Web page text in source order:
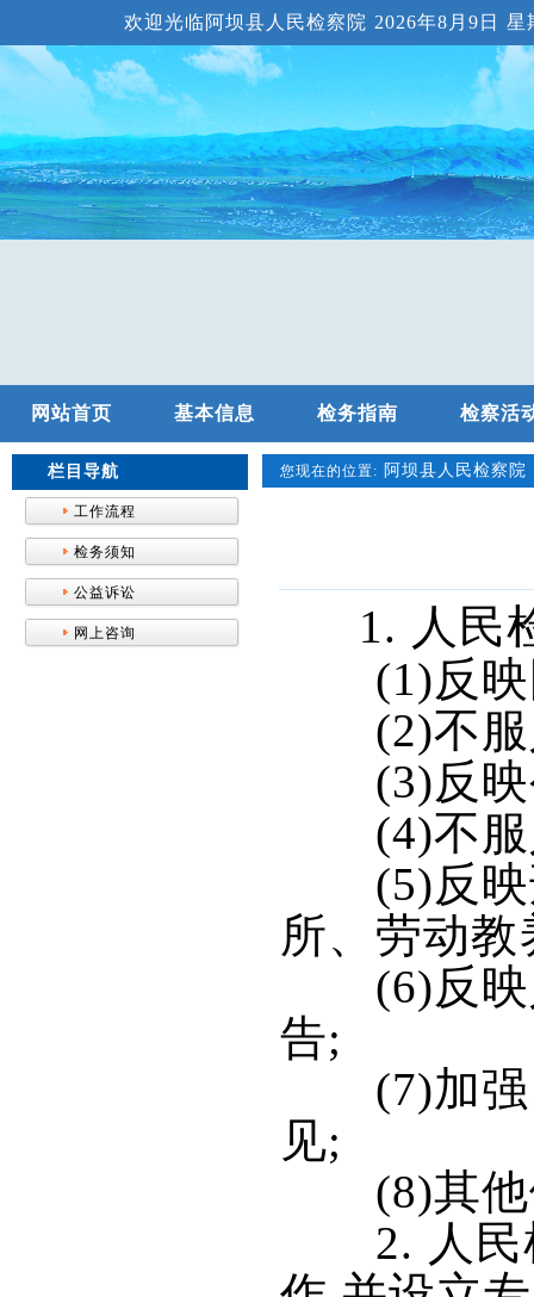
欢迎光临阿坝县人民检察院 2026年8月9日 星
网站首页 基本信息 检务指南 检察活
栏目导航
工作流程
检务须知
公益诉讼
网上咨询
您现在的位置: 阿坝县人民检察院
1. 人民
(1)反映
(2)不服
(3)反映
(4)不服
(5)反映
所、劳动
(6)反映
告;
(7)加强
见;
(8)其他
2. 人民检